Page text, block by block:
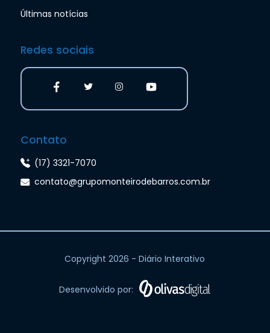
Últimas notícias
Redes sociais
Contato
(17) 3321-7070
contato@grupomonteirodebarros.com.br
Copyright 2026 - Diário Interativo
Desenvolvido por: